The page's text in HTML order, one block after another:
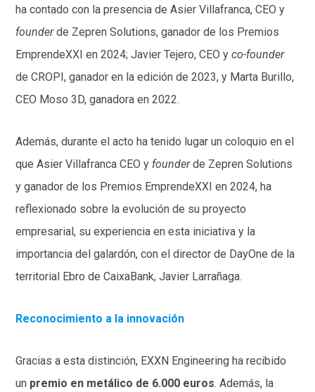
ha contado con la presencia de Asier Villafranca, CEO y
founderde Zepren Solutions, ganador de los Premios
EmprendeXXI en 2024; Javier Tejero, CEO yco-founder
de CROPI, ganador en la edición de 2023, y Marta Burillo,
CEO Moso 3D, ganadora en 2022.
Además, durante el acto ha tenido lugar un coloquio en el
que Asier Villafranca CEO y founderde Zepren Solutions
y ganador de los Premios EmprendeXXI en 2024, ha
reflexionado sobre la evolución de su proyecto
empresarial, su experiencia en esta iniciativa y la
importancia del galardón, con el director de DayOne de la
territorial Ebro de CaixaBank, Javier Larrañaga.
Reconocimiento a la innovación
Gracias a esta distinción, EXXN Engineering ha recibido
un premio en metálico de 6.000 euros. Además, la